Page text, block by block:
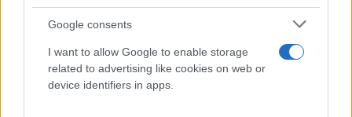
Google consents
I want to allow Google to enable storage
related to advertising like cookies on web or
device identifiers in apps.
γήπεδο, για να έχουν να λένε ότι κάνω τα πράγματα
σωστά».